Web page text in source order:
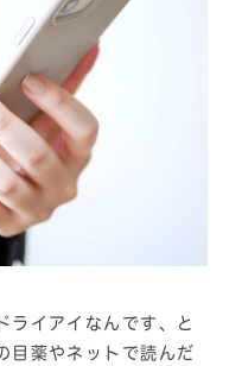
ライアイなんです、と
目薬やネットで読んだ